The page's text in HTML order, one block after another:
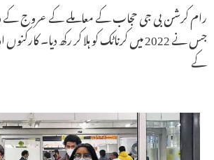
رام کرشن بی جی حجاب کے معاملے کے عروج کے
جس نے 2022 میں کرناٹک کو ہلا کر رکھ دیا۔
کے